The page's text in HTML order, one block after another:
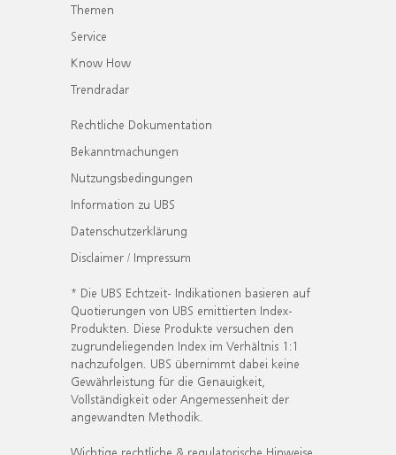
Themen
Service
Know How
Trendradar
Rechtliche Dokumentation
Bekanntmachungen
Nutzungsbedingungen
Information zu UBS
Datenschutzerklärung
Disclaimer / Impressum
* Die UBS Echtzeit- Indikationen basieren auf
Quotierungen von UBS emittierten Index-
Produkten. Diese Produkte versuchen den
zugrundeliegenden Index im Verhältnis 1:1
nachzufolgen. UBS übernimmt dabei keine
Gewährleistung für die Genauigkeit,
Vollständigkeit oder Angemessenheit der
angewandten Methodik.